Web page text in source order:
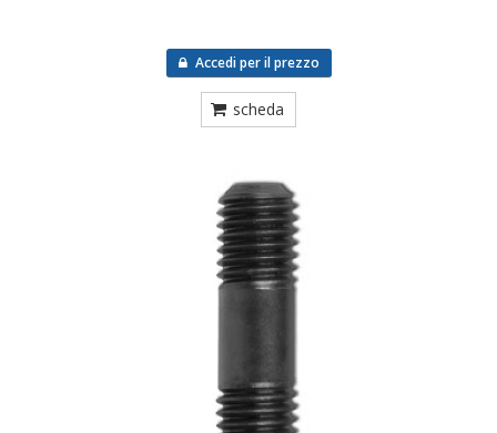
Accedi per il prezzo
scheda